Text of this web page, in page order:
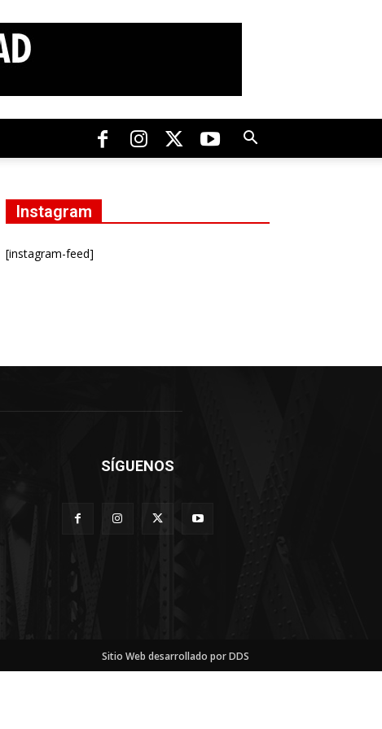
Instagram
[instagram-feed]
SÍGUENOS
Sitio Web desarrollado por DDS